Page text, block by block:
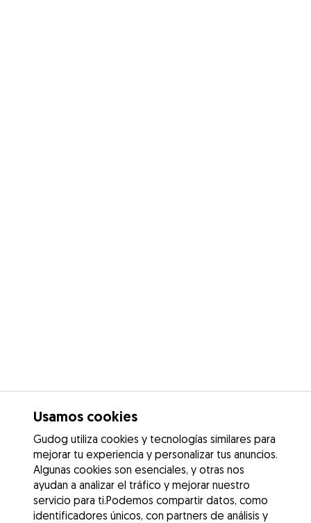
Usamos cookies
Gudog utiliza cookies y tecnologías similares para
mejorar tu experiencia y personalizar tus anuncios.
Algunas cookies son esenciales, y otras nos
ayudan a analizar el tráfico y mejorar nuestro
servicio para ti.Podemos compartir datos, como
identificadores únicos, con partners de análisis y